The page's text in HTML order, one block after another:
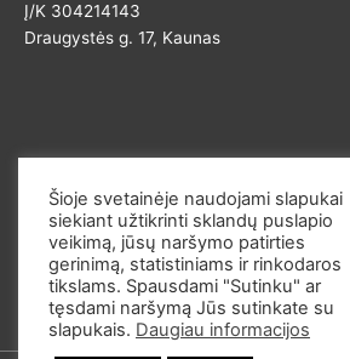
Į/K 304214143
Draugystės g. 17, Kaunas
El. p. info@omvi.lt
Tel. 862033145
Šioje svetainėje naudojami slapukai
siekiant užtikrinti sklandų puslapio
veikimą, jūsų naršymo patirties
gerinimą, statistiniams ir rinkodaros
tikslams. Spausdami "Sutinku" ar
tęsdami naršymą Jūs sutinkate su
slapukais. Daugiau informacijos